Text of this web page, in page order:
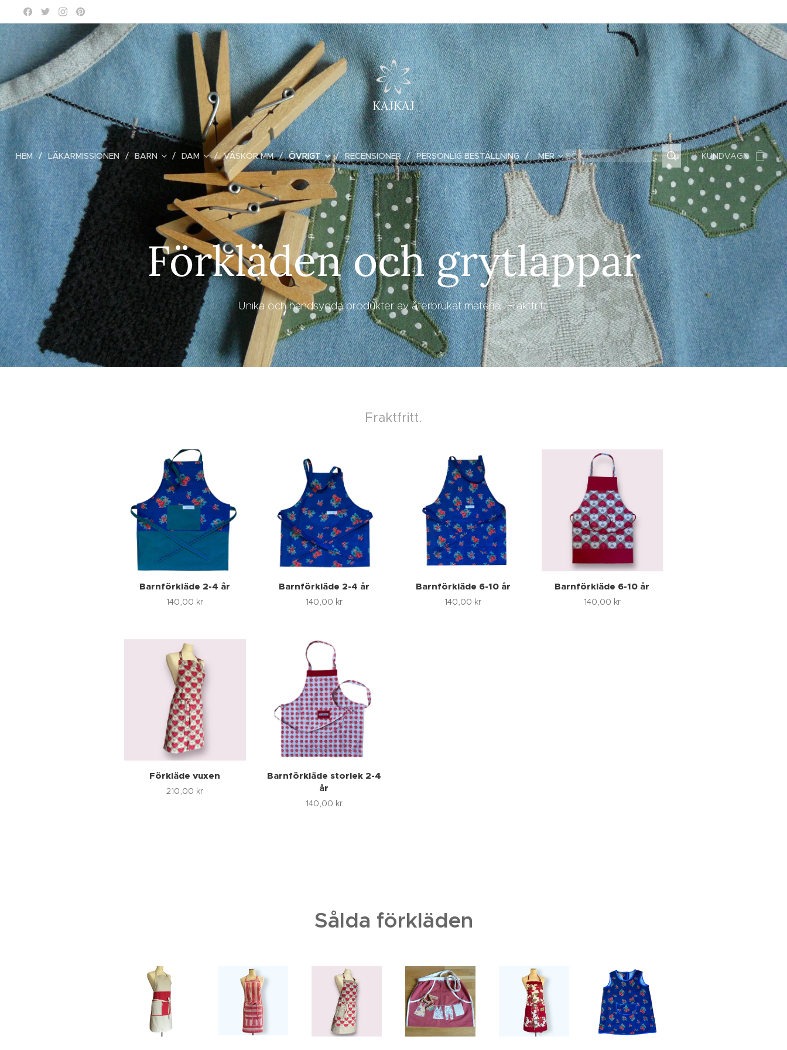
KAJKAJ
HEM LÄKARMISSIONEN BARN DAM VÄSKOR MM ÖVRIGT RECENSIONER PERSONLIG BESTÄLLNING MER KUNDVAGN
Förkläden och grytlappar
Unika och handsydda produkter av återbrukat material. Fraktfritt.
Fraktfritt.
Barnförkläde 2-4 år
140,00 kr
Barnförkläde 2-4 år
140,00 kr
Barnförkläde 6-10 år
140,00 kr
Barnförkläde 6-10 år
140,00 kr
Förkläde vuxen
210,00 kr
Barnförkläde storlek 2-4
år
140,00 kr
Sålda förkläden